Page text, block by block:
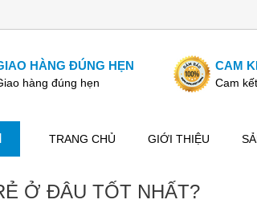
HÀNG ĐÚNG HẸN
hàng đúng hẹn
CAM
Cam
TRANG CHỦ GIỚI THIỆU
Ở ĐÂU TỐT NHẤT?